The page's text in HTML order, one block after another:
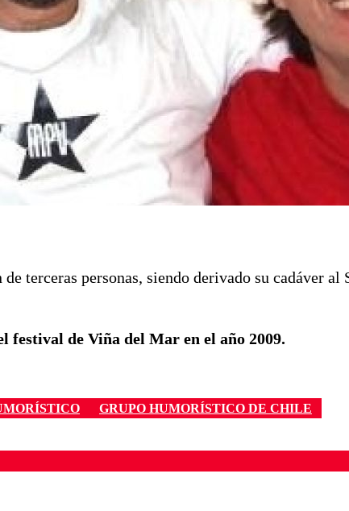
terceras personas, siendo derivado su cadáver al
festival de Viña del Mar en el año 2009.
GRUPO HUMORÍSTICO DE CHILE